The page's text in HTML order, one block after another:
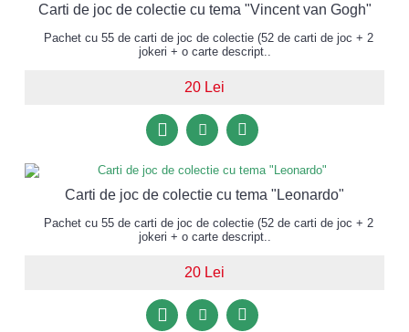
Carti de joc de colectie cu tema "Vincent van Gogh"
Pachet cu 55 de carti de joc de colectie (52 de carti de joc + 2
jokeri + o carte descript..
20 Lei
Carti de joc de colectie cu tema "Leonardo"
Pachet cu 55 de carti de joc de colectie (52 de carti de joc + 2
jokeri + o carte descript..
20 Lei